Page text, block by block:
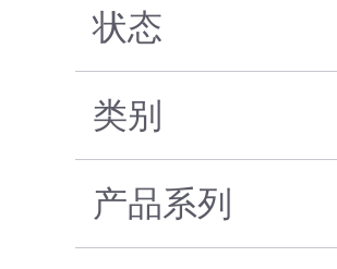
状态
类别
产品系列